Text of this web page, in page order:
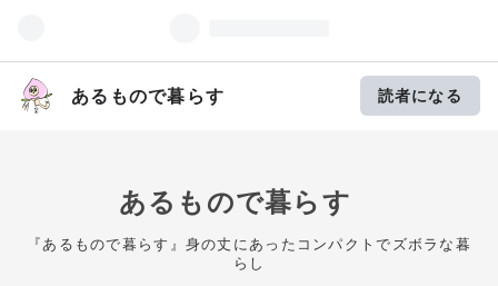
あるもので暮らす 読者になる
あるもので暮らす
『あるもので暮らす』身の丈にあったコンパクトでズボラな暮
らし